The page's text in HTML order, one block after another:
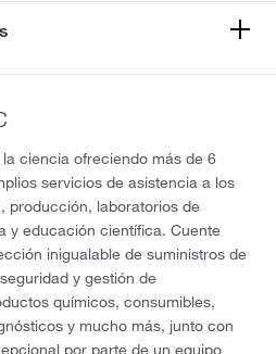
ciencia ofreciendo más de 6
servicios de asistencia a los
producción, laboratorios de
y educación científica. Cuente
inigualable de suministros de
y gestión de
químicos, consumibles,
y mucho más, junto con
por parte de un equipo